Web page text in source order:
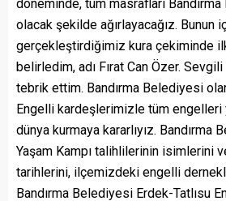
döneminde, tüm masrafları
olacak şekilde ağırlayacağız. Bunun
gerçekleştirdiğimiz kura çekiminde
belirledim, adı Fırat Can Özer.
tebrik ettim. Bandırma Belediyesi
Engelli kardeşlerimizle tüm engelleri
dünya kurmaya kararlıyız. Bandırma
Yaşam Kampı talihlilerinin isimlerini
tarihlerini, ilçemizdeki engelli
Bandırma Belediyesi Erdek-Tatlısu